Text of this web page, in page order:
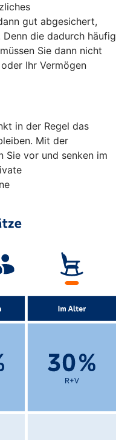
gut abgesichert,
die dadurch häufig
Sie dann nicht
Ihr Vermögen
in der Regel das
Mit der
Sie vor und senken im